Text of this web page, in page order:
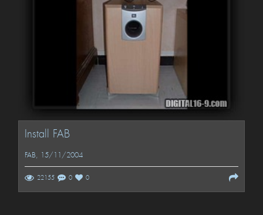
Install FAB
FAB, 15/11/2004
22155 0 0